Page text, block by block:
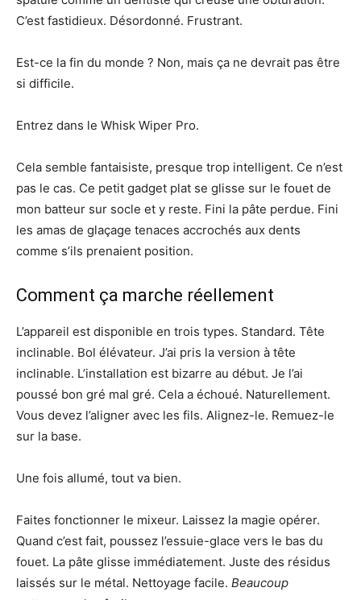
C’est fastidieux. Désordonné. Frustrant.
Est-ce la fin du monde ? Non, mais ça ne devrait pas être
si difficile.
Entrez dans le Whisk Wiper Pro.
Cela semble fantaisiste, presque trop intelligent. Ce n’est
pas le cas. Ce petit gadget plat se glisse sur le fouet de
mon batteur sur socle et y reste. Fini la pâte perdue. Fini
les amas de glaçage tenaces accrochés aux dents
comme s’ils prenaient position.
Comment ça marche réellement
L’appareil est disponible en trois types. Standard. Tête
inclinable. Bol élévateur. J’ai pris la version à tête
inclinable. L’installation est bizarre au début. Je l’ai
poussé bon gré mal gré. Cela a échoué. Naturellement.
Vous devez l’aligner avec les fils. Alignez-le. Remuez-le
sur la base.
Une fois allumé, tout va bien.
Faites fonctionner le mixeur. Laissez la magie opérer.
Quand c’est fait, poussez l’essuie-glace vers le bas du
fouet. La pâte glisse immédiatement. Juste des résidus
laissés sur le métal. Nettoyage facile. Beaucoup